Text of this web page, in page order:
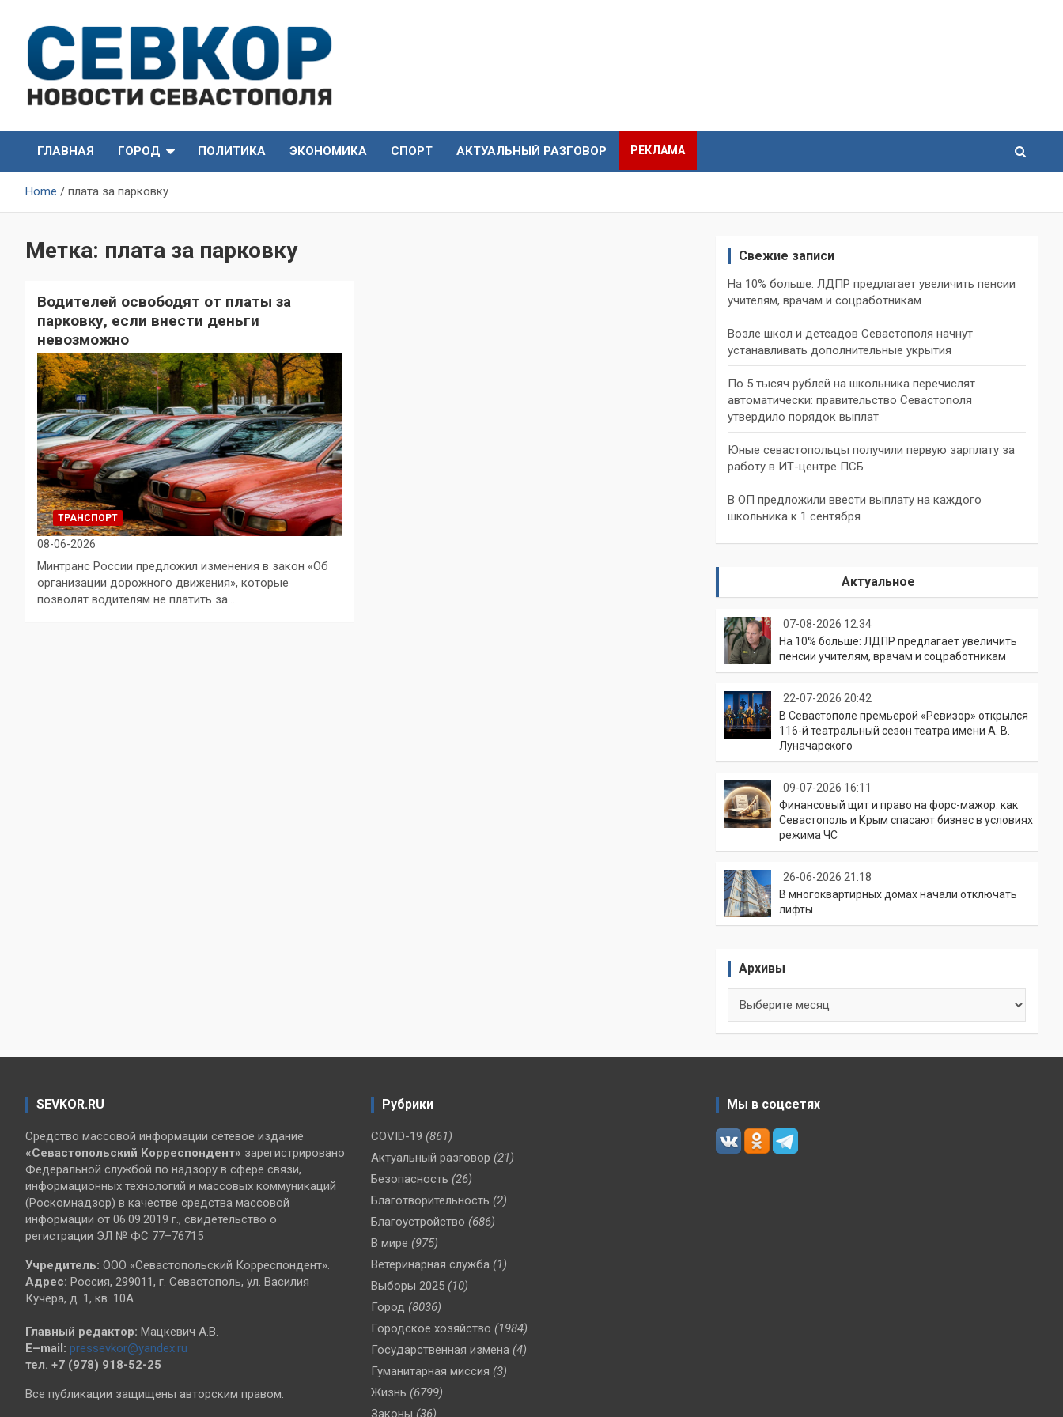
content
СевКор — Новости
Севастополя
Севастополя
ГЛАВНАЯ
ГОРОД ПОЛИТИКА ЭКОНОМИКА СПОРТ АКТУАЛЬНЫЙ РАЗГОВОР РЕКЛАМА
Home плата за парковку
Метка: плата за парковку
Водителей освободят от платы за
парковку, если внести деньги
невозможно
ТРАНСПОРТ
08-06-2026
Минтранс России предложил изменения в закон «Об
организации дорожного движения», которые
позволят водителям не платить за…
Свежие записи
На 10% больше: ЛДПР предлагает увеличить пенсии
учителям, врачам и соцработникам
Возле школ и детсадов Севастополя начнут
устанавливать дополнительные укрытия
По 5 тысяч рублей на школьника перечислят
автоматически: правительство Севастополя
утвердило порядок выплат
Юные севастопольцы получили первую зарплату за
работу в ИТ-центре ПСБ
В ОП предложили ввести выплату на каждого
школьника к 1 сентября
Актуальное
07-08-2026 12:34
На 10% больше: ЛДПР предлагает увеличить
пенсии учителям, врачам и соцработникам
22-07-2026 20:42
В Севастополе премьерой «Ревизор» открылся
116-й театральный сезон театра имени А. В.
Луначарского
09-07-2026 16:11
Финансовый щит и право на форс-мажор: как
Севастополь и Крым спасают бизнес в условиях
режима ЧС
26-06-2026 21:18
В многоквартирных домах начали отключать
лифты
Архивы
SEVKOR.RU
Средство массовой информации сетевое издание
«Севастопольский Корреспондент» зарегистрировано
Федеральной службой по надзору в сфере связи,
информационных технологий и массовых коммуникаций
(Роскомнадзор) в качестве средства массовой
информации от 06.09.2019 г., свидетельство о
регистрации ЭЛ № ФС 77–76715
Учредитель: ООО «Севастопольский Корреспондент».
Адрес: Россия, 299011, г. Севастополь, ул. Василия
Кучера, д. 1, кв. 10А
Главный редактор: Мацкевич А.В.
E–mail: pressevkor@yandex.ru
тел. +7 (978) 918-52-25
Все публикации защищены авторским правом.
Рубрики
COVID-19 (861)
Актуальный разговор (21)
Безопасность (26)
Благотворительность (2)
Благоустройство (686)
В мире (975)
Ветеринарная служба (1)
Выборы 2025 (10)
Город (8036)
Городское хозяйство (1984)
Государственная измена (4)
Гуманитарная миссия (3)
Жизнь (6799)
Законы (36)
Мы в соцсетях